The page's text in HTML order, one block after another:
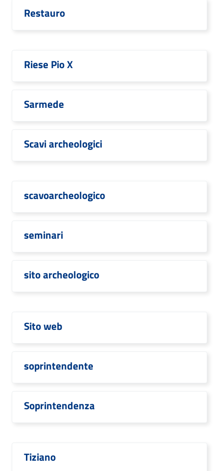
Restauro
Riese Pio X
Sarmede
Scavi archeologici
scavoarcheologico
seminari
sito archeologico
Sito web
soprintendente
Soprintendenza
Tiziano